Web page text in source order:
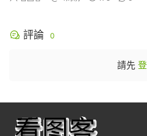
評論 0
請先